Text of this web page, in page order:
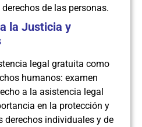
de las personas.
la Justicia y
legal gratuita como
humanos: examen
a la asistencia legal
en la protección y
derechos individuales y de